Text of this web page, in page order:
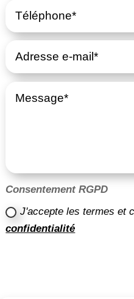
Consentement RGPD
J'accepte les termes et
confidentialité